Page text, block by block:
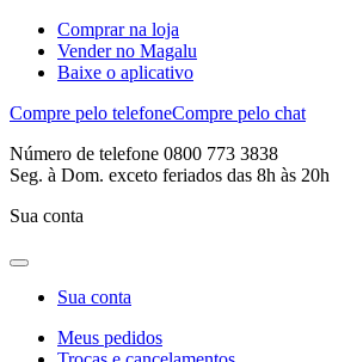
Comprar na loja
Vender no Magalu
Baixe o aplicativo
Compre pelo telefoneCompre pelo chat
Número de telefone 0800 773 3838
Seg. à Dom. exceto feriados das 8h às 20h
Sua conta
Sua conta
Meus pedidos